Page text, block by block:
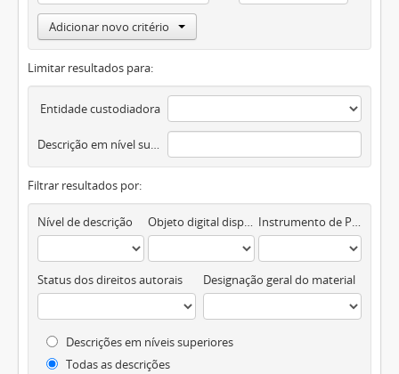
Adicionar novo critério
Limitar resultados para:
Entidade custodiadora
Descrição em nível superior
Filtrar resultados por:
Nível de descrição Objeto digital disponível Instrumento de Pesquisa
Status dos direitos autorais Designação geral do material
Descrições em níveis superiores
Todas as descrições